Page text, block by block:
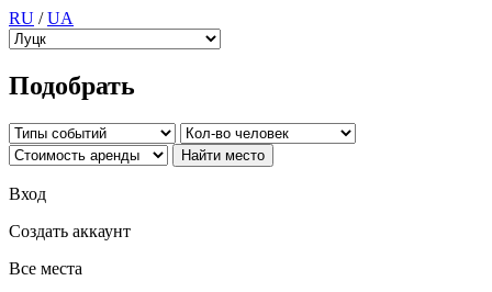
RU /UA
Подобрать
Вход
Создать аккаунт
Все места